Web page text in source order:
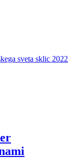
sveta sklic 2022